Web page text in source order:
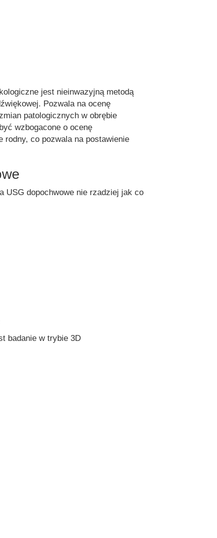
jest nieinwazyjną metodą
Pozwala na ocenę
patologicznych w obrębie
wzbogacone o ocenę
co pozwala na postawienie
USG dopochwowe nie rzadziej jak co
badanie w trybie 3D